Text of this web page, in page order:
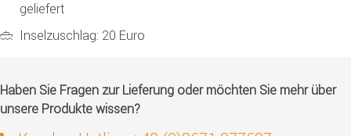
geliefert
Inselzuschlag: 20 Euro
Haben Sie Fragen zur Lieferung oder möchten Sie mehr über
unsere Produkte wissen?